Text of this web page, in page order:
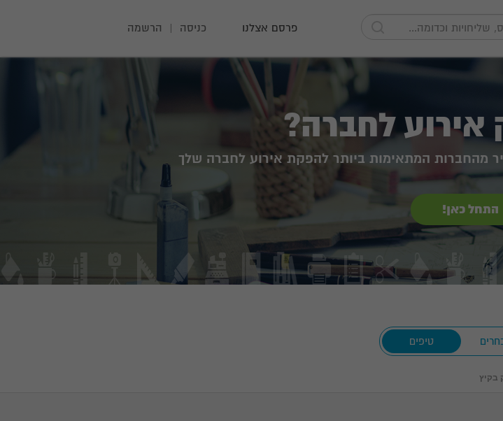
הרשמה | כניסה פרסם אצלנו
אירוע לחברה?
מהחברות המתאימות ביותר להפקת אירוע לחברה שלך
התחל כאן!
טיפים
בקיץ